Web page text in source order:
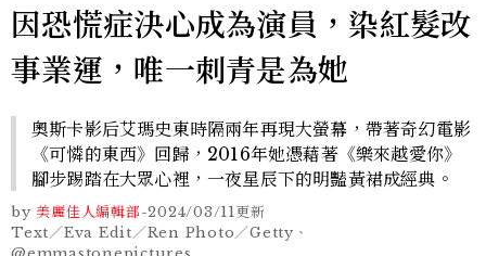
因恐慌症決心成為演員，染紅髮改
事業運，唯一刺青是為她
奧斯卡影后艾瑪史東時隔兩年再現大螢幕，帶著奇幻電影
《可憐的東西》回歸，2016年她憑藉著《樂來越愛你》
腳步踢踏在大眾心裡，一夜星辰下的明豔黃裙成經典。
by 美麗佳人編輯部-2024/03/11更新
Text／Eva Edit／Ren Photo／Getty、